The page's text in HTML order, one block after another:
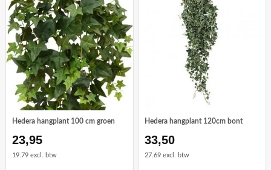
Hedera hangplant 100 cm groen
23,95
19.79 excl. btw
Hedera hangplant 120cm bont
33,50
27.69 excl. btw